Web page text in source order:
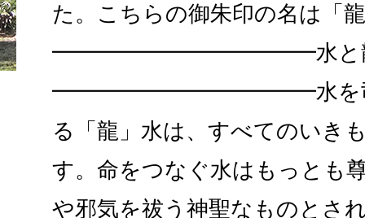
た。こちらの御朱印の名は「
━━━━━━━━━━━━水と龍
━━━━━━━━━━━━水を司
る「龍」水は、すべてのいき
す。命をつなぐ水はもっとも
や邪気を祓う神聖なものとさ